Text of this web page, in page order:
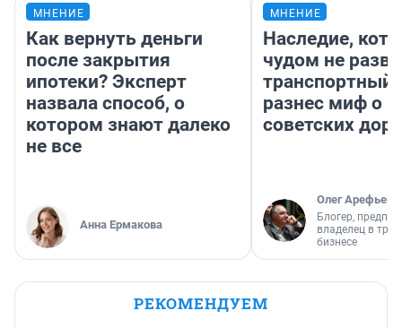
МНЕНИЕ
Как вернуть деньги
после закрытия
ипотеки? Эксперт
назвала способ, о
котором знают далеко
не все
Анна Ермакова
МНЕНИЕ
Наследие,
чудом не
транспортный
разнес миф о
советских
Олег Арефьев
Блогер,
владелец в
бизнесе
РЕКОМЕНДУЕМ